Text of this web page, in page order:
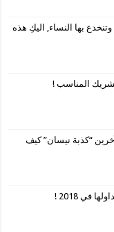
بها النساء, اليكِ هذه
المناسب !
“كذبة نيسان” كيف